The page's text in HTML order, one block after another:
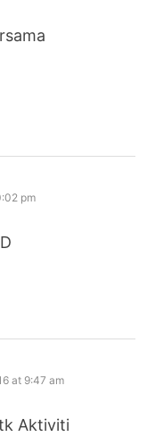
pm
at 9:47 am
Aktiviti